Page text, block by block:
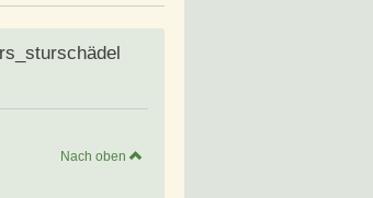
rs_sturschädel
Nach oben